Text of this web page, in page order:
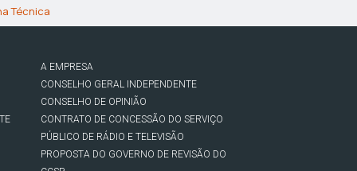
Técnica
A EMPRESA
CONSELHO GERAL INDEPENDENTE
CONSELHO DE OPINIÃO
CONTRATO DE CONCESSÃO DO SERVIÇO
PÚBLICO DE RÁDIO E TELEVISÃO
PROPOSTA DO GOVERNO DE REVISÃO DO